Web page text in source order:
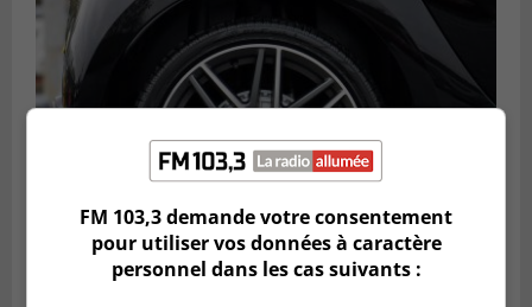
FM 103,3 demande votre consentement
pour utiliser vos données à caractère
personnel dans les cas suivants :